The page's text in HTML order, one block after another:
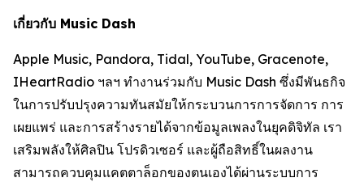
เกี่ยวกับ Music Dash
Apple Music, Pandora, Tidal, YouTube, Gracenote,
IHeartRadio ฯลฯ ทำงานร่วมกับ Music Dash ซึ่งมีพันธกิจ
ในการปรับปรุงความทันสมัยให้กระบวนการการจัดการ การ
เผยแพร่ และการสร้างรายได้จากข้อมูลเพลงในยุคดิจิทัล เรา
เสริมพลังให้ศิลปิน โปรดิวเซอร์ และผู้ถือสิทธิ์ในผลงาน
สามารถควบคุมแคตตาล็อกของตนเองได้ผ่านระบบการ